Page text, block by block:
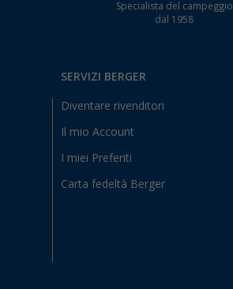
Specialista del campeggio
dal 1958
SERVIZI BERGER
Diventare rivenditori
Il mio Account
I miei Preferiti
Carta fedeltà Berger